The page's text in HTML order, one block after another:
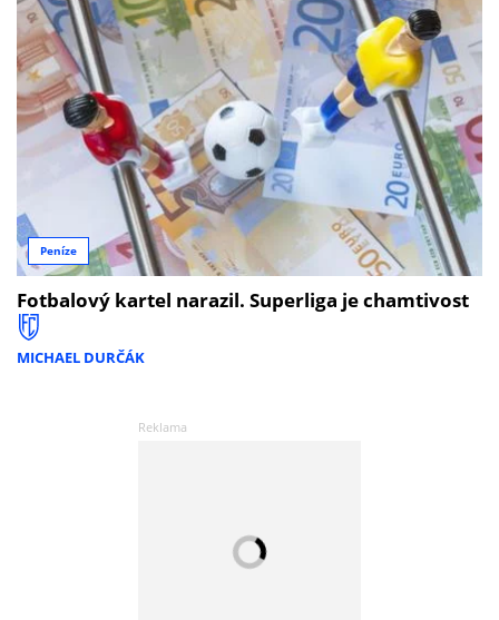
Peníze
Fotbalový kartel narazil. Superliga je chamtivost
MICHAEL DURČÁK